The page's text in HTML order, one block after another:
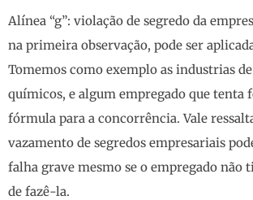
Alínea “g”: violação de segredo da
na primeira observação, pode ser
Tomemos como exemplo as industrias
químicos, e algum empregado que tenta
fórmula para a concorrência. Vale
vazamento de segredos empresariais
falha grave mesmo se o empregado não
de fazê-la.